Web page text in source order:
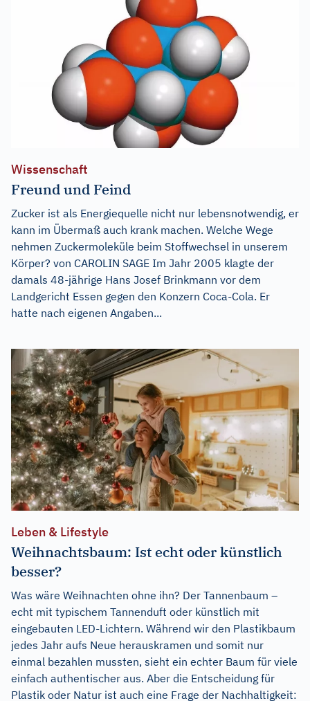
Wissenschaft
Freund und Feind
Zucker ist als Energiequelle nicht nur lebensnotwendig, er
kann im Übermaß auch krank machen. Welche Wege
nehmen Zuckermoleküle beim Stoffwechsel in unserem
Körper? von CAROLIN SAGE Im Jahr 2005 klagte der
damals 48-jährige Hans Josef Brinkmann vor dem
Landgericht Essen gegen den Konzern Coca-Cola. Er
hatte nach eigenen Angaben...
Leben & Lifestyle
Weihnachtsbaum: Ist echt oder künstlich
besser?
Was wäre Weihnachten ohne ihn? Der Tannenbaum –
echt mit typischem Tannenduft oder künstlich mit
eingebauten LED-Lichtern. Während wir den Plastikbaum
jedes Jahr aufs Neue herauskramen und somit nur
einmal bezahlen mussten, sieht ein echter Baum für viele
einfach authentischer aus. Aber die Entscheidung für
Plastik oder Natur ist auch eine Frage der Nachhaltigkeit: